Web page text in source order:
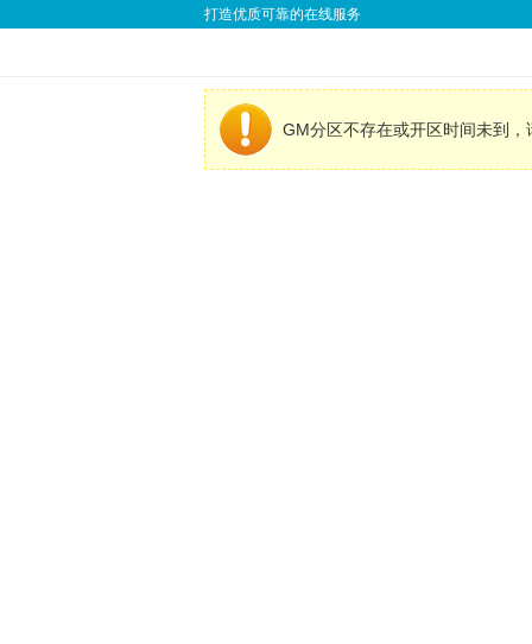
打造优质可靠的在线服务
GM分区不存在或开区时间未到，